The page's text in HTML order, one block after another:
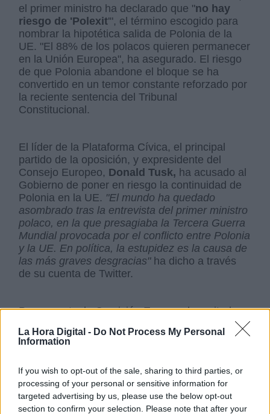
La Hora Digital - Do Not Process My Personal
Information
If you wish to opt-out of the sale, sharing to third parties, or
processing of your personal or sensitive information for
targeted advertising by us, please use the below opt-out
section to confirm your selection. Please note that after your
el primer ministro ha declarado que "no hay
riesgo de 'Polexit'", el término escogido para
nombrar la hipotética salida de Polonia de la
UE. "El 88% de los polacos quieren permanecer
en la Unión Europea", ha asegurado. El riesgo
de que Polonia abandone el bloque se ha
convertido en un temor constante reforzado por
la reciente sentencia del Tribunal
Constitucional.
El líder de la Plataforma Cívica, el principal
partido de la oposición, y expresidente del
Consejo Europeo, Donald Tusk, ha acusado al
Gobierno de poner en riesgo la continuidad de
Polonia en la UE. "El mundo ha quedado
asombrado tras la entrevista del primer ministro
polaco, en la que presagiaba la Tercera Guerra
Mundial provocada por el conflicto entre Polonia
y la UE. En política, la estupidez es la causa de
las más graves desgracias"ha dicho a través
de su cuenta de Twitter.
Por su parte, la Comisión Europea ha evitado
pronunciarse de forma directa sobre el tema y
se limita a recordar que la Unión Europea es un
proyecto de 60 años destinado a mantener la
Polonia
Unión Europea
Tribunal de Justicia de la Unión Europea